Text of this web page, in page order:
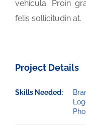
vehicula. Proin
felis sollicitudin at.
Project Details
Skills Needed: